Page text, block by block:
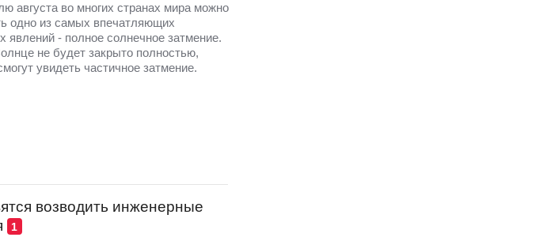
августа во многих странах мира можно
одно из самых впечатляющих
явлений - полное солнечное затмение.
не будет закрыто полностью,
увидеть частичное затмение.
возводить инженерные
1